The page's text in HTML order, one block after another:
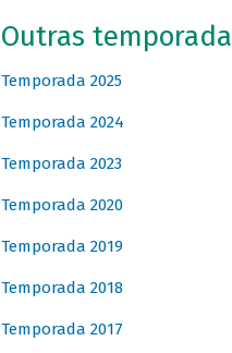
Outras
Temporada 2025
Temporada 2024
Temporada 2023
Temporada 2020
Temporada 2019
Temporada 2018
Temporada 2017